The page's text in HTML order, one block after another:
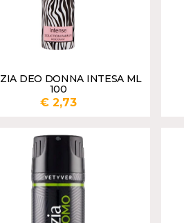
DEO DONNA INTESA ML
100
€ 2,73